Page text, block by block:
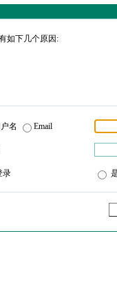
如下几个原因:
名 Email
录